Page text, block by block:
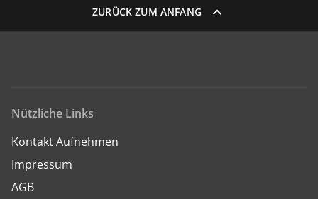
ZURÜCK ZUM ANFANG
Nützliche Links
Kontakt Aufnehmen
Impressum
AGB